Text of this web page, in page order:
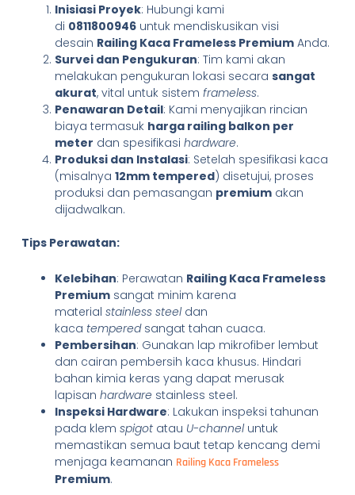
Inisiasi Proyek: Hubungi kami
di 0811800946untuk mendiskusikan visi
desain Railing Kaca Frameless PremiumAnda.
Survei dan Pengukuran: Tim kami akan
melakukan pengukuran lokasi secara sangat
akurat, vital untuk sistem frameless.
Penawaran Detail: Kami menyajikan rincian
biaya termasuk harga railing balkon per
meter dan spesifikasi hardware.
Produksi dan Instalasi: Setelah spesifikasi kaca
(misalnya 12mm tempered) disetujui, proses
produksi dan pemasangan premiumakan
dijadwalkan.
Tips Perawatan:
Kelebihan: Perawatan Railing Kaca Frameless
Premiumsangat minim karena
material stainless steeldan
kaca temperedsangat tahan cuaca.
Pembersihan: Gunakan lap mikrofiber lembut
dan cairan pembersih kaca khusus. Hindari
bahan kimia keras yang dapat merusak
lapisan hardware stainless steel.
Inspeksi Hardware: Lakukan inspeksi tahunan
pada klem spigotatau U-channeluntuk
memastikan semua baut tetap kencang demi
menjaga keamanan Railing Kaca Frameless
Premium.